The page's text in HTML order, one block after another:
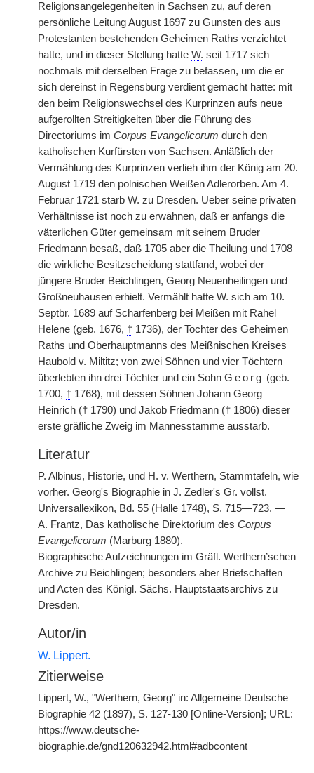
Religionsangelegenheiten in Sachsen zu, auf deren
persönliche Leitung August 1697 zu Gunsten des aus
Protestanten bestehenden Geheimen Raths verzichtet
hatte, und in dieser Stellung hatte W. seit 1717 sich
nochmals mit derselben Frage zu befassen, um die er
sich dereinst in Regensburg verdient gemacht hatte: mit
den beim Religionswechsel des Kurprinzen aufs neue
aufgerollten Streitigkeiten über die Führung des
Directoriums im Corpus Evangelicorum durch den
katholischen Kurfürsten von Sachsen. Anläßlich der
Vermählung des Kurprinzen verlieh ihm der König am 20.
August 1719 den polnischen Weißen Adlerorben. Am 4.
Februar 1721 starb W. zu Dresden. Ueber seine privaten
Verhältnisse ist noch zu erwähnen, daß er anfangs die
väterlichen Güter gemeinsam mit seinem Bruder
Friedmann besaß, daß 1705 aber die Theilung und 1708
die wirkliche Besitzscheidung stattfand, wobei der
jüngere Bruder Beichlingen, Georg Neuenheilingen und
Großneuhausen erhielt. Vermählt hatte W. sich am 10.
Septbr. 1689 auf Scharfenberg bei Meißen mit Rahel
Helene (geb. 1676, † 1736), der Tochter des Geheimen
Raths und Oberhauptmanns des Meißnischen Kreises
Haubold v. Miltitz; von zwei Söhnen und vier Töchtern
überlebten ihn drei Töchter und ein Sohn Georg (geb.
1700, † 1768), mit dessen Söhnen Johann Georg
Heinrich († 1790) und Jakob Friedmann († 1806) dieser
erste gräfliche Zweig im Mannesstamme ausstarb.
Literatur
P. Albinus, Historie, und H. v. Werthern, Stammtafeln, wie
vorher. Georg's Biographie in J. Zedler's Gr. vollst.
Universallexikon, Bd. 55 (Halle 1748), S. 715—723. —
A. Frantz, Das katholische Direktorium des Corpus
Evangelicorum (Marburg 1880). —
Biographische Aufzeichnungen im Gräfl. Werthern’schen
Archive zu Beichlingen; besonders aber Briefschaften
und Acten des Königl. Sächs. Hauptstaatsarchivs zu
Dresden.
Autor/in
W. Lippert.
Zitierweise
Lippert, W., "Werthern, Georg" in: Allgemeine Deutsche
Biographie 42 (1897), S. 127-130 [Online-Version]; URL:
https://www.deutsche-
biographie.de/gnd120632942.html#adbcontent